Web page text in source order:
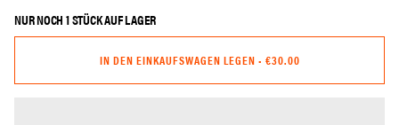
NUR NOCH1STÜCK AUF LAGER
IN DEN EINKAUFSWAGEN LEGEN • €30.00